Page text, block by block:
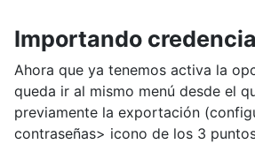
Importando
Ahora que ya tenemos activa la
queda ir al mismo menú desde el
previamente la exportación
contraseñas> icono de los 3